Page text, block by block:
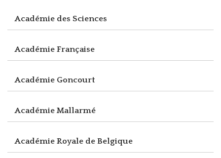
Académie des Sciences
Académie Française
Académie Goncourt
Académie Mallarmé
Académie Royale de Belgique